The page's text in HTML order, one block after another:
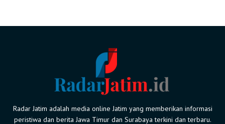
Radar Jatim adalah media online Jatim yang memberikan informasi
peristiwa dan berita Jawa Timur dan Surabaya terkini dan terbaru.